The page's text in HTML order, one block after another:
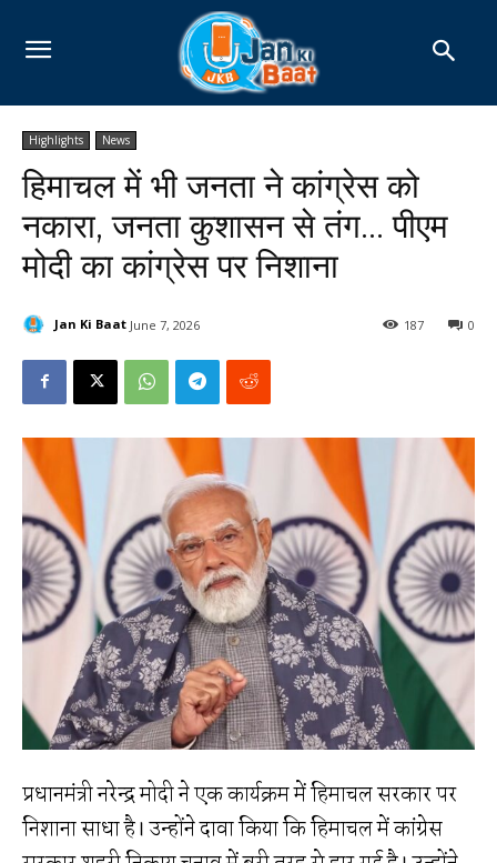
Highlights News
हिमाचल में भी जनता ने कांग्रेस को
नकारा, जनता कुशासन से तंग… पीएम
मोदी का कांग्रेस पर निशाना
Jan Ki Baat June 7, 2026 0
187
प्रधानमंत्री नरेन्द्र मोदी ने एक कार्यक्रम में हिमाचल सरकार पर
निशाना साधा है। उन्होंने दावा किया कि हिमाचल में कांग्रेस